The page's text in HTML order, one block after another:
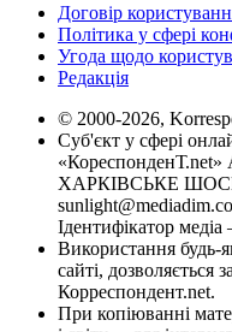
Договір
Політика у сфері
Угода щодо
Редакція
© 2000-2026,
Суб'єкт у сфері
«КореспонденТ.net»
ХАРКІВСЬКЕ ШОСЕ,
Ідентифікатор
Використання будь-
сайті, дозволяється
Корреспондент.net.
При копіюванні